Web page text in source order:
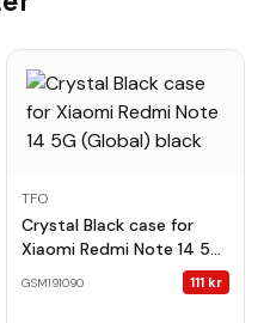
TFO
Crystal Black case for
Xiaomi Redmi Note 14 5G
GSM191090 111 kr